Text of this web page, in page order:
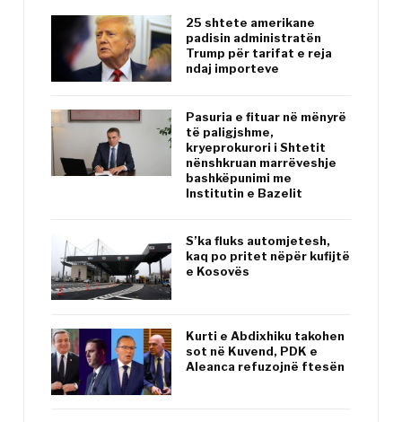
25 shtete amerikane
padisin administratën
Trump për tarifat e reja
ndaj importeve
Pasuria e fituar në mënyrë
të paligjshme,
kryeprokurori i Shtetit
nënshkruan marrëveshje
bashkëpunimi me
Institutin e Bazelit
S’ka fluks automjetesh,
kaq po pritet nëpër kufijtë
e Kosovës
Kurti e Abdixhiku takohen
sot në Kuvend, PDK e
Aleanca refuzojnë ftesën